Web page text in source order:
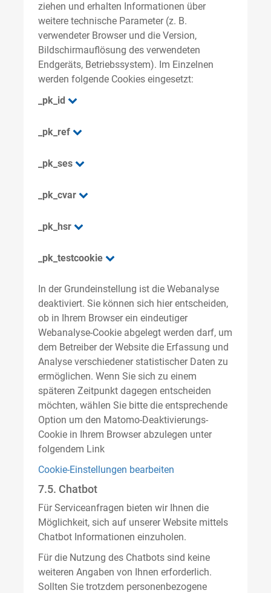
ziehen und erhalten Informationen über
weitere technische Parameter (z. B.
verwendeter Browser und die Version,
Bildschirmauflösung des verwendeten
Endgeräts, Betriebssystem). Im Einzelnen
werden folgende Cookies eingesetzt:
_pk_id
_pk_ref
_pk_ses
_pk_cvar
_pk_hsr
_pk_testcookie
In der Grundeinstellung ist die Webanalyse
deaktiviert. Sie können sich hier entscheiden,
ob in Ihrem Browser ein eindeutiger
Webanalyse-Cookie abgelegt werden darf, um
dem Betreiber der Website die Erfassung und
Analyse verschiedener statistischer Daten zu
ermöglichen. Wenn Sie sich zu einem
späteren Zeitpunkt dagegen entscheiden
möchten, wählen Sie bitte die entsprechende
Option um den Matomo-Deaktivierungs-
Cookie in Ihrem Browser abzulegen unter
folgendem Link
Cookie-Einstellungen bearbeiten
7.5. Chatbot
Für Serviceanfragen bieten wir Ihnen die
Möglichkeit, sich auf unserer Website mittels
Chatbot Informationen einzuholen.
Für die Nutzung des Chatbots sind keine
weiteren Angaben von Ihnen erforderlich.
Sollten Sie trotzdem personenbezogene